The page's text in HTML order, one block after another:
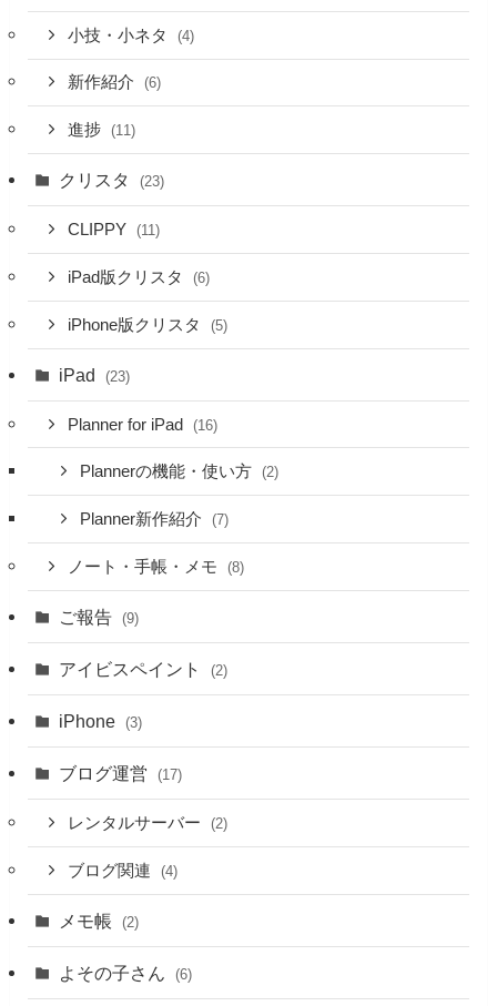
小技・小ネタ (4)
新作紹介 (6)
進捗 (11)
クリスタ (23)
CLIPPY (11)
iPad版クリスタ (6)
iPhone版クリスタ (5)
iPad (23)
Planner for iPad (16)
Plannerの機能・使い方 (2)
Planner新作紹介 (7)
ノート・手帳・メモ (8)
ご報告 (9)
アイビスペイント (2)
iPhone (3)
ブログ運営 (17)
レンタルサーバー (2)
ブログ関連 (4)
メモ帳 (2)
よその子さん (6)